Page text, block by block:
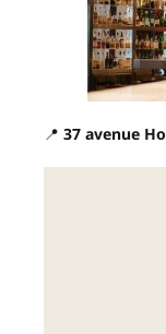
📍 37 avenue